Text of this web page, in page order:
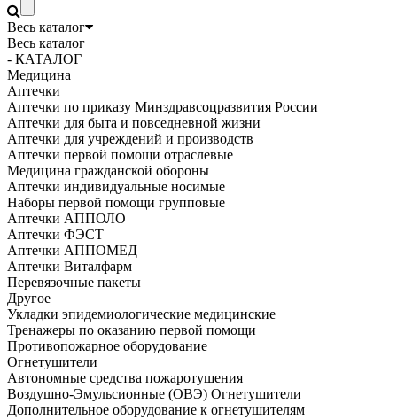
Весь каталог
Весь каталог
- КАТАЛОГ
Медицина
Аптечки
Аптечки по приказу Минздравсоцразвития России
Аптечки для быта и повседневной жизни
Аптечки для учреждений и производств
Аптечки первой помощи отраслевые
Медицина гражданской обороны
Аптечки индивидуальные носимые
Наборы первой помощи групповые
Аптечки АППОЛО
Аптечки ФЭСТ
Аптечки АППОМЕД
Аптечки Виталфарм
Перевязочные пакеты
Другое
Укладки эпидемиологические медицинские
Тренажеры по оказанию первой помощи
Противопожарное оборудование
Огнетушители
Автономные средства пожаротушения
Воздушно-Эмульсионные (ОВЭ) Огнетушители
Дополнительное оборудование к огнетушителям